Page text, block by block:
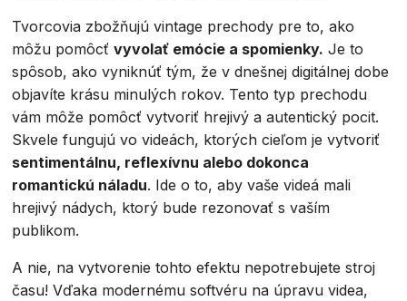
Tvorcovia zbožňujú vintage prechody pre to, ako
môžu pomôcťvyvolať emócie a spomienky. Je to
spôsob, ako vyniknúť tým, že v dnešnej digitálnej dobe
objavíte krásu minulých rokov. Tento typ prechodu
vám môže pomôcť vytvoriť hrejivý a autentický pocit.
Skvele fungujú vo videách, ktorých cieľom je vytvoriť
sentimentálnu, reflexívnu alebo dokonca
romantickú náladu. Ide o to, aby vaše videá mali
hrejivý nádych, ktorý bude rezonovať s vaším
publikom.
A nie, na vytvorenie tohto efektu nepotrebujete stroj
času! Vďaka modernému softvéru na úpravu videa,